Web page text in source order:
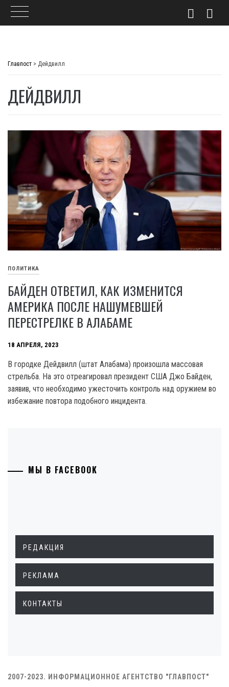
Главпост > Дейдвилл
ДЕЙДВИЛЛ
ПОЛИТИКА
БАЙДЕН ОТВЕТИЛ, КАК ИЗМЕНИТСЯ
АМЕРИКА ПОСЛЕ НАШУМЕВШЕЙ
ПЕРЕСТРЕЛКЕ В АЛАБАМЕ
18 АПРЕЛЯ, 2023
В городке Дейдвилл (штат Алабама) произошла массовая
стрельба. На это отреагировал президент США Джо Байден,
заявив, что необходимо ужесточить контроль над оружием во
избежание повтора подобного инцидента.
МЫ В FACEBOOK
РЕДАКЦИЯ
РЕКЛАМА
КОНТАКТЫ
2007-2023. ИНФОРМАЦИОННОЕ АГЕНТСТВО "ГЛАВПОСТ"